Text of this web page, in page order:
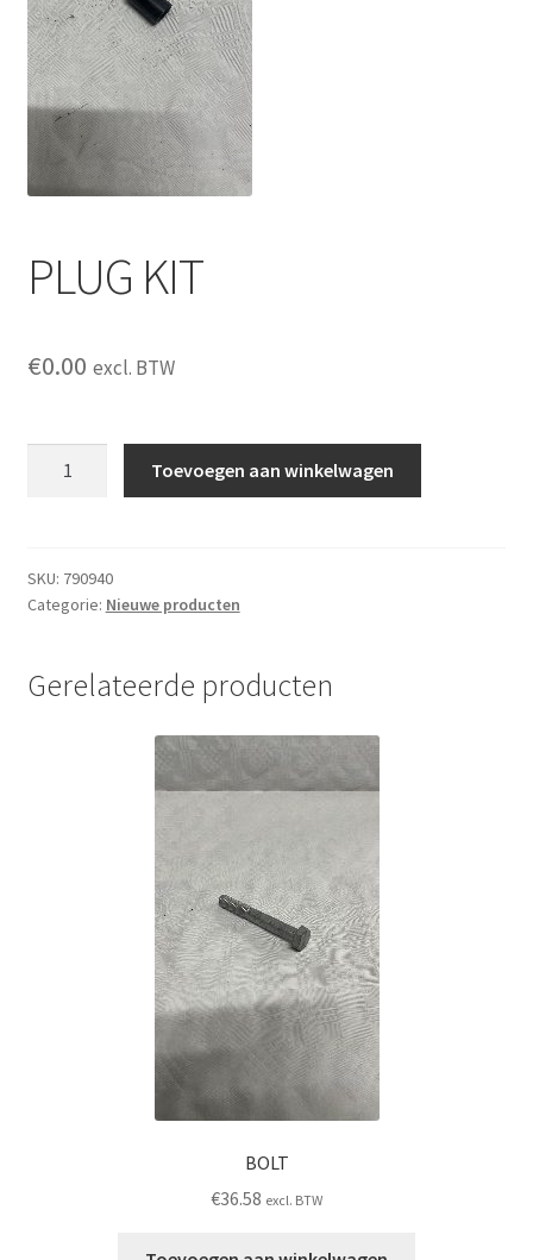
PLUG KIT
€0.00 excl. BTW
Toevoegen aan winkelwagen
SKU: 790940
Categorie: Nieuwe producten
Gerelateerde producten
BOLT
€36.58 excl. BTW